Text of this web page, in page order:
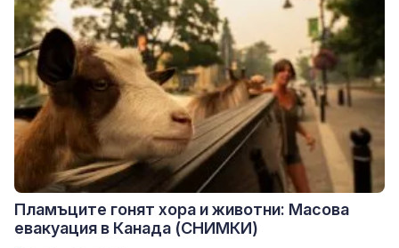
Пламъците гонят хора и животни: Масова
евакуация в Канада (СНИМКИ)